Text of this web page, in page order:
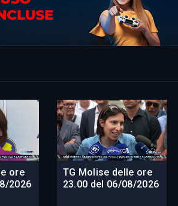
ore
2026
TG Molise delle ore
23.00 del 06/08/2026